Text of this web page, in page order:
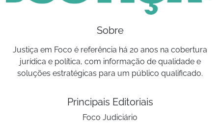
Sobre
Justiça em Foco é referência há 20 anos na cobertura
jurídica e política, com informação de qualidade e
soluções estratégicas para um público qualificado.
Principais Editoriais
Foco Judiciário